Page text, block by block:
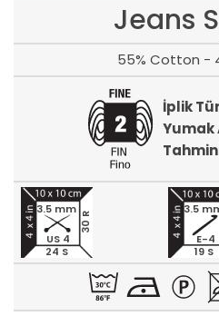
Jeans
55% Cotton -
İplik
Yumak
24 S
30 R
3.5 mm
US 4
19 S
3.5
E-4